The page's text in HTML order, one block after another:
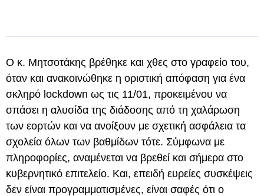
Ο κ. Μητσοτάκης βρέθηκε και χθες στο γραφείο του,
όταν και ανακοινώθηκε η οριστική απόφαση για ένα
σκληρό lockdown ως τις 11/01, προκειμένου να
σπάσει η αλυσίδα της διάδοσης από τη χαλάρωση
των εορτών και να ανοίξουν με σχετική ασφάλεια τα
σχολεία όλων των βαθμίδων τότε. Σύμφωνα με
πληροφορίες, αναμένεται να βρεθεί και σήμερα στο
κυβερνητικό επιτελείο. Και, επειδή ευρείες συσκέψεις
δεν είναι προγραμματισμένες, είναι σαφές ότι ο